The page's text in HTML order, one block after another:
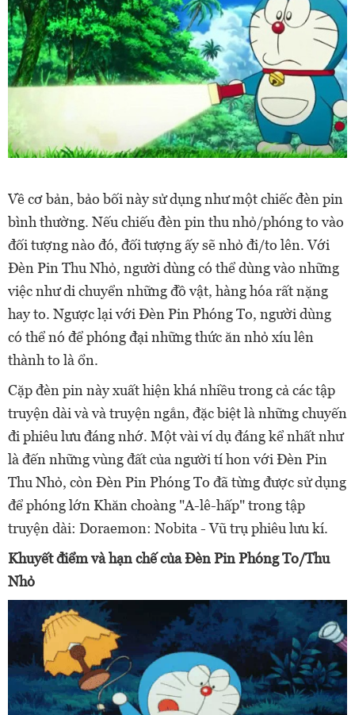
Về cơ bản, bảo bối này sử dụng như một chiếc đèn pin
bình thường. Nếu chiếu đèn pin thu nhỏ/phóng to vào
đối tượng nào đó, đối tượng ấy sẽ nhỏ đi/to lên. Với
Đèn Pin Thu Nhỏ, người dùng có thể dùng vào những
việc như di chuyển những đồ vật, hàng hóa rất nặng
hay to. Ngược lại với Đèn Pin Phóng To, người dùng
có thể nó để phóng đại những thức ăn nhỏ xíu lên
thành to là ổn.
Cặp đèn pin này xuất hiện khá nhiều trong cả các tập
truyện dài và và truyện ngắn, đặc biệt là những chuyến
đi phiêu lưu đáng nhớ. Một vài ví dụ đáng kể nhất như
là đến những vùng đất của người tí hon với Đèn Pin
Thu Nhỏ, còn Đèn Pin Phóng To đã từng được sử dụng
để phóng lớn Khăn choàng "A-lê-hấp" trong tập
truyện dài: Doraemon: Nobita - Vũ trụ phiêu lưu kí.
Khuyết điểm và hạn chế của Đèn Pin Phóng To/Thu
Nhỏ